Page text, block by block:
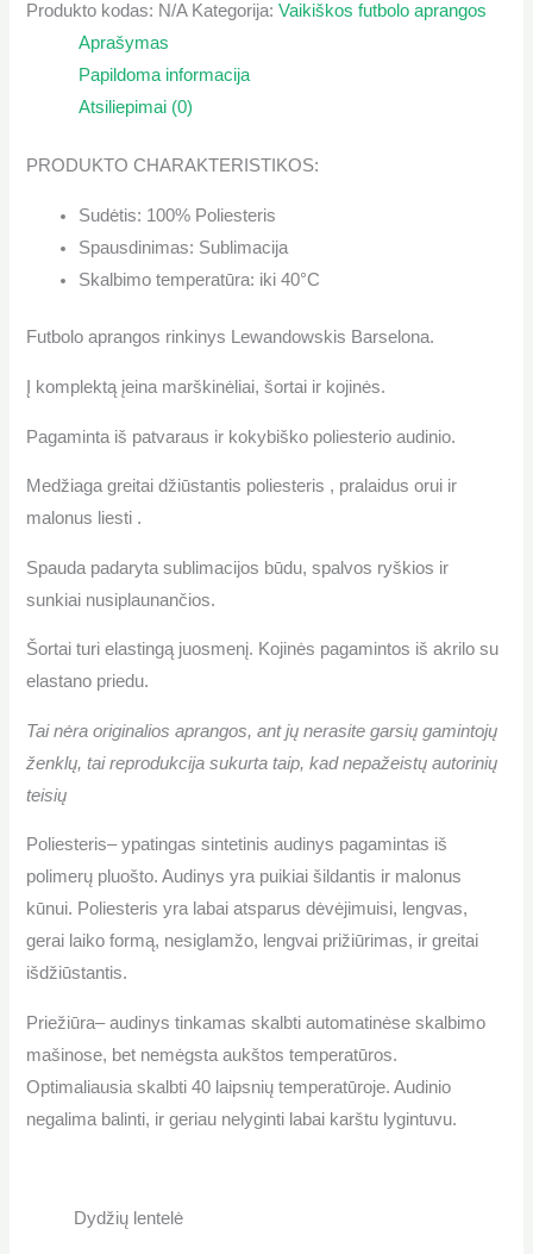
Produkto kodas: N/A Kategorija:Vaikiškos futbolo aprangos
Aprašymas
Papildoma informacija
Atsiliepimai (0)
PRODUKTO CHARAKTERISTIKOS:
Sudėtis: 100% Poliesteris
Spausdinimas: Sublimacija
Skalbimo temperatūra: iki40°C
Futbolo aprangos rinkinys Lewandowskis Barselona.
Į komplektą įeina marškinėliai, šortai ir kojinės.
Pagaminta iš patvaraus ir kokybiško poliesterio audinio.
Medžiagagreitai džiūstantis poliesteris , pralaidus orui ir
malonus liesti .
Spauda padaryta sublimacijos būdu,spalvos ryškios ir
sunkiai nusiplaunančios.
Šortai turi elastingą juosmenį. Kojinės pagamintos iš akrilo su
elastano priedu.
Tai nėra originalios aprangos, ant jų nerasite garsių gamintojų
ženklų, tai reprodukcija sukurta taip, kad nepažeistų autorinių
teisių
Poliesteris– ypatingas sintetinis audinys pagamintas iš
polimerų pluošto. Audinys yra puikiai šildantis ir malonus
kūnui. Poliesteris yra labai atsparus dėvėjimuisi, lengvas,
gerai laiko formą, nesiglamžo, lengvai prižiūrimas, ir greitai
išdžiūstantis.
Priežiūra– audinys tinkamas skalbti automatinėse skalbimo
mašinose, bet nemėgsta aukštos temperatūros.
Optimaliausia skalbti 40 laipsnių temperatūroje. Audinio
negalima balinti, ir geriau nelyginti labai karštu lygintuvu.
Dydžių lentelė